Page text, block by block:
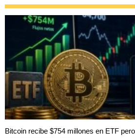
Bitcoin recibe $754 millones en ETF